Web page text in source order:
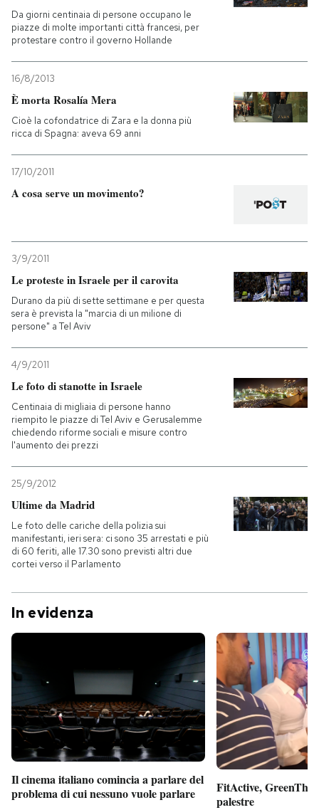
Da giorni centinaia di persone occupano le
piazze di molte importanti città francesi, per
protestare contro il governo Hollande
16/8/2013
È morta Rosalía Mera
Cioè la cofondatrice di Zara e la donna più
ricca di Spagna: aveva 69 anni
17/10/2011
A cosa serve un movimento?
3/9/2011
Le proteste in Israele per il carovita
Durano da più di sette settimane e per questa
sera è prevista la "marcia di un milione di
persone" a Tel Aviv
4/9/2011
Le foto di stanotte in Israele
Centinaia di migliaia di persone hanno
riempito le piazze di Tel Aviv e Gerusalemme
chiedendo riforme sociali e misure contro
l'aumento dei prezzi
25/9/2012
Ultime da Madrid
Le foto delle cariche della polizia sui
manifestanti, ieri sera: ci sono 35 arrestati e più
di 60 feriti, alle 17.30 sono previsti altri due
cortei verso il Parlamento
In evidenza
Il cinema italiano comincia a parlare del
problema di cui nessuno vuole parlare
FitActive,
palestre